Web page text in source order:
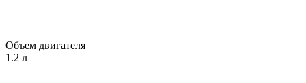
Объем двигателя
1.2 л